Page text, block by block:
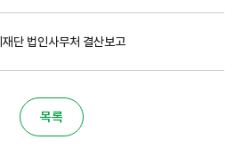
단 법인사무처 결산보고
목록